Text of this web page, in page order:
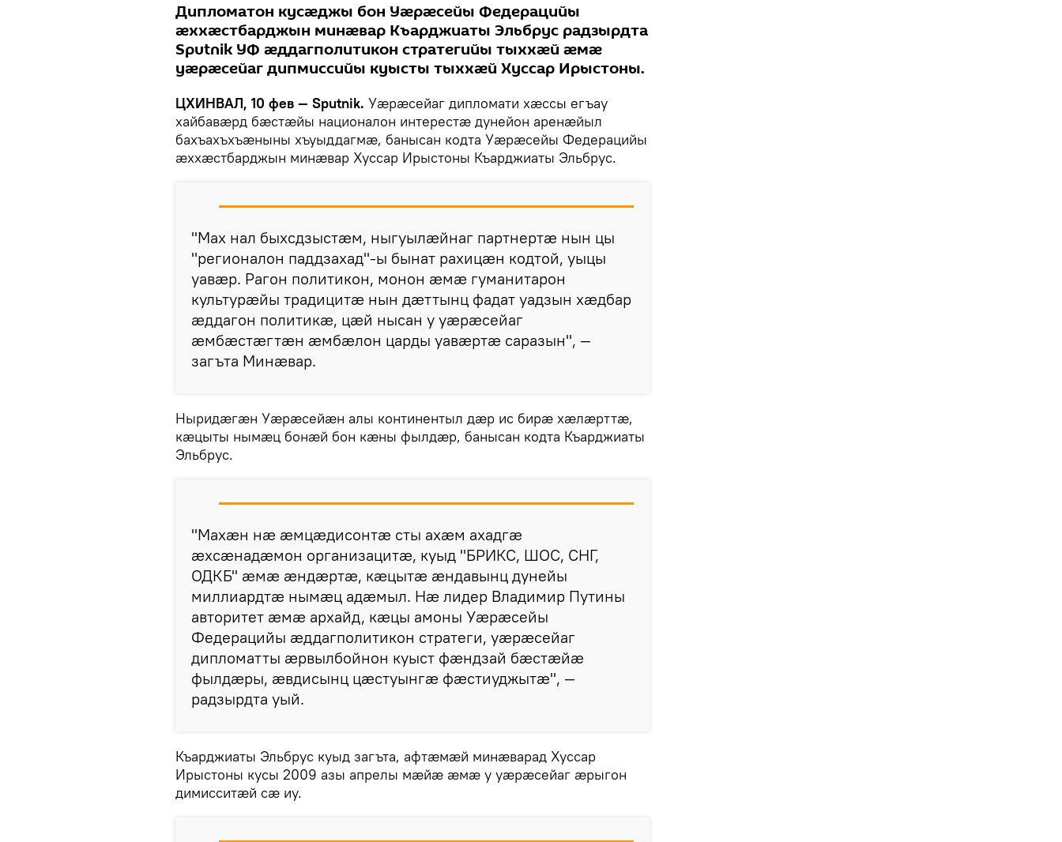
Дипломатон кусæджы бон Уæрæсейы Федерацийы
æххæстбарджын минæвар Къарджиаты Эльбрус радзырдта
Sputnik УФ æддагполитикон стратегийы тыххæй æмæ
уæрæсейаг дипмиссийы куысты тыххæй Хуссар Ирыстоны.
ЦХИНВАЛ, 10 фев — Sputnik. Уæрæсейаг дипломати хæссы егъау
хайбавæрд бæстæйы националон интерестæ дунейон аренæйыл
бахъахъхъæныны хъуыддагмæ, банысан кодта Уæрæсейы Федерацийы
æххæстбарджын минæвар Хуссар Ирыстоны Къарджиаты Эльбрус.
"Мах нал быхсдзыстæм, ныгуылæйнаг партнертæ нын цы
"регионалон паддзахад"-ы бынат рахицæн кодтой, уыцы
уавæр. Рагон политикон, монон æмæ гуманитарон
культурæйы традицитæ нын дæттынц фадат уадзын хæдбар
æддагон политикæ, цæй нысан у уæрæсейаг
æмбæстæгтæн æмбæлон царды уавæртæ саразын", —
загъта Минæвар.
Ныридæгæн Уæрæсейæн алы континентыл дæр ис бирæ хæлæрттæ,
кæцыты нымæц бонæй бон кæны фылдæр, банысан кодта Къарджиаты
Эльбрус.
"Махæн нæ æмцæдисонтæ сты ахæм ахадгæ
æхсæнадæмон организацитæ, куыд "БРИКС, ШОС, СНГ,
ОДКБ" æмæ æндæртæ, кæцытæ æндавынц дунейы
миллиардтæ нымæц адæмыл. Нæ лидер Владимир Путины
авторитет æмæ архайд, кæцы амоны Уæрæсейы
Федерацийы æддагполитикон стратеги, уæрæсейаг
дипломатты æрвылбойнон куыст фæндзай бæстæйæ
фылдæры, æвдисынц цæстуынгæ фæстиуджытæ", —
радзырдта уый.
Къарджиаты Эльбрус куыд загъта, афтæмæй минæварад Хуссар
Ирыстоны кусы 2009 азы апрелы мæйæ æмæ у уæрæсейаг æрыгон
димисситæй сæ иу.